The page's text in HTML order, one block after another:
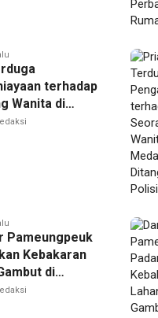
terhadap
Wanita di
Polisi
Pameungpeuk
Kebakaran
di
Permukiman